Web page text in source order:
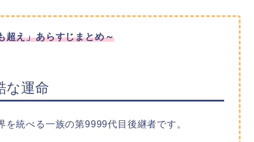
超え」あらすじまとめ～
な運命
を統べる一族の第9999代目後継者です。